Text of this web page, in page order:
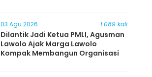
03 Agu 2026 1.089 kali
Dilantik Jadi Ketua PMLI, Agusman
Lawolo Ajak Marga Lawolo
Kompak Membangun Organisasi